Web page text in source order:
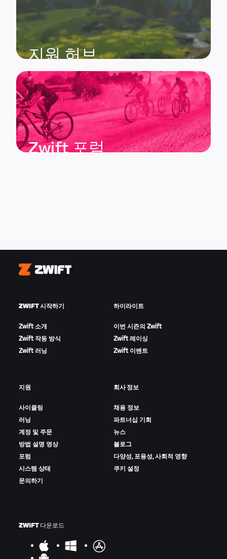
지원 허브
Zwift 포럼
Zwift
ZWIFT 시작하기
Zwift 소개
Zwift 작동 방식
Zwift 러닝
하이라이트
이번 시즌의 Zwift
Zwift 레이싱
Zwift 이벤트
지원
사이클링
러닝
계정 및 주문
방법 설명 영상
포럼
시스템 상태
문의하기
회사 정보
채용 정보
파트너십 기회
뉴스
블로그
다양성, 포용성, 사회적 영향
쿠키 설정
ZWIFT 다운로드